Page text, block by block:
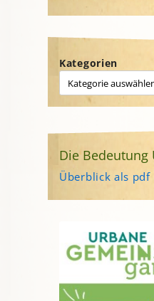
Kategorien
Die Bedeutung
Überblick als pdf